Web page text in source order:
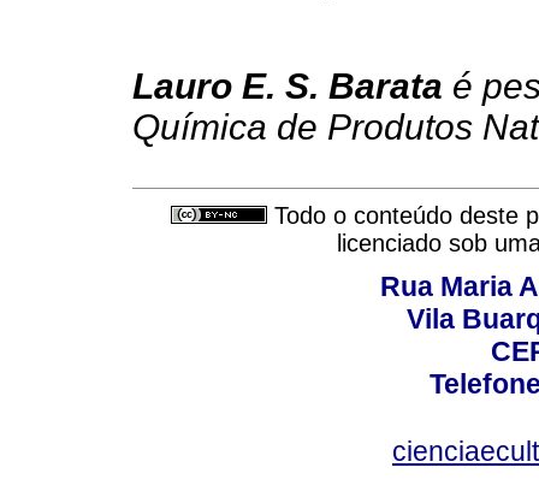
Lauro E. S. Barata é
Química de Produtos
Todo o conteúdo deste
licenciado sob
Rua Maria
Vila